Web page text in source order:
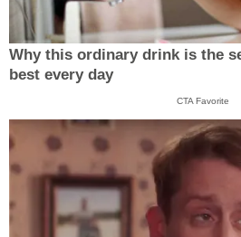
Why this ordinary drink is the
best every day
CTA Favorite